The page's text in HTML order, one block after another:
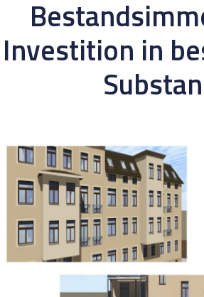
Investition in